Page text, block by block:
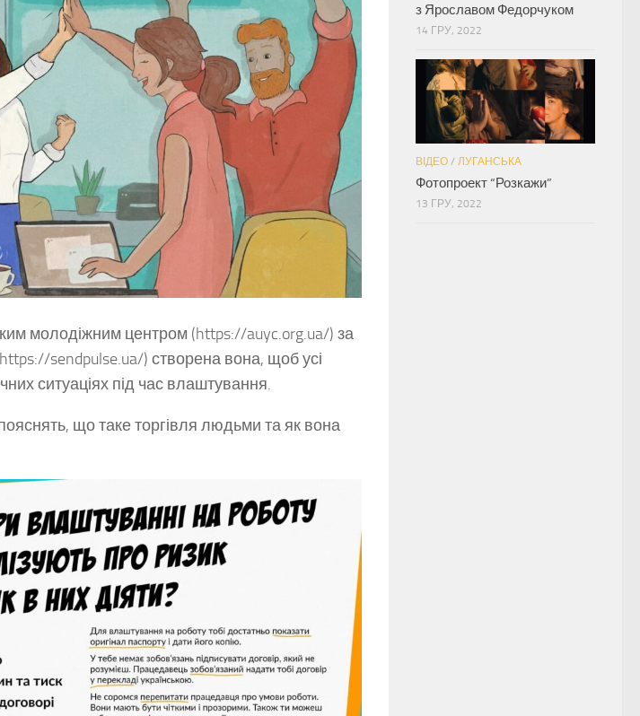
молодіжним центром (https://auyc.org.ua/) за
sendpulse.ua/) створена вона, щоб усі
ситуаціях під час влаштування.
що таке торгівля людьми та як вона
з Ярославом Федорчуком
14 ГРУ, 2022
ВІДЕО / ЛУГАНСЬКА
Фотопроект “Розкажи”
13 ГРУ, 2022